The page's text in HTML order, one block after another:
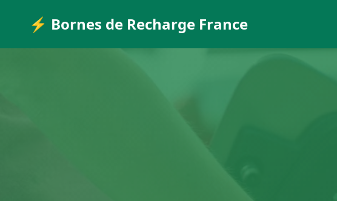
⚡ Bornes de Recharge France